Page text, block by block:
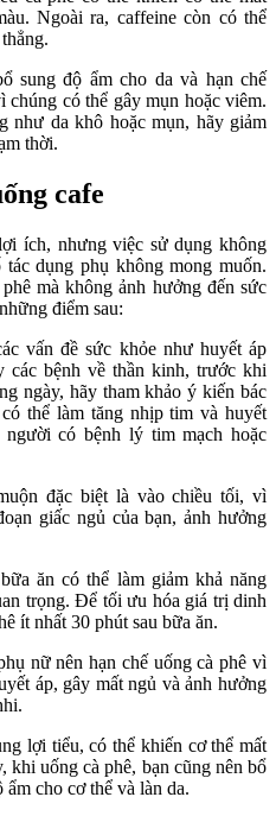
Ngoài ra, caffeine còn có thể
sung độ ẩm cho da và hạn chế
chúng có thể gây mụn hoặc viêm.
như da khô hoặc mụn, hãy giảm
thời.
cafe
ích, nhưng việc sử dụng không
dụng phụ không mong muốn.
mà không ảnh hưởng đến sức
điểm sau:
vấn đề sức khỏe như huyết áp
các bệnh về thần kinh, trước khi
ngày, hãy tham khảo ý kiến bác
thể làm tăng nhịp tim và huyết
có bệnh lý tim mạch hoặc
đặc biệt là vào chiều tối, vì
giấc ngủ của bạn, ảnh hưởng
ăn có thể làm giảm khả năng
trọng. Để tối ưu hóa giá trị dinh
ít nhất 30 phút sau bữa ăn.
nữ nên hạn chế uống cà phê vì
áp, gây mất ngủ và ảnh hưởng
lợi tiểu, có thể khiến cơ thể mất
khi uống cà phê, bạn cũng nên bổ
cho cơ thể và làn da.